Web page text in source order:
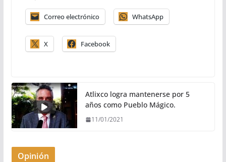
Correo electrónico WhatsApp
X Facebook
Atlixco logra mantenerse por 5
años como Pueblo Mágico.
11/01/2021
Opinión